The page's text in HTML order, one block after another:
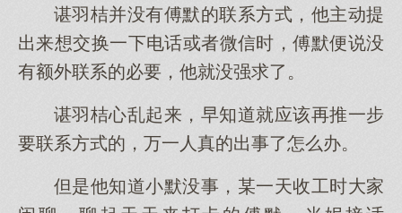
谌羽桔并没有傅默的联系方式，他主动提
出来想交换一下电话或者微信时，傅默便说没
有额外联系的必要，他就没强求了。
谌羽桔心乱起来，早知道就应该再推一步
要联系方式的，万一人真的出事了怎么办。
但是他知道小默没事，某一天收工时大家